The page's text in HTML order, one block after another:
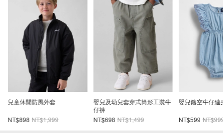
兒童休閒防風外套
NT$898 NT$1,999
嬰兒及幼兒套穿式筒形工裝牛
仔褲
NT$698 NT$1,499
嬰兒鏤空牛仔連
NT$599